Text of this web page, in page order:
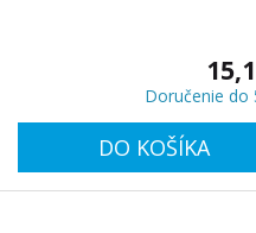
Doručenie do
DO KOŠÍKA